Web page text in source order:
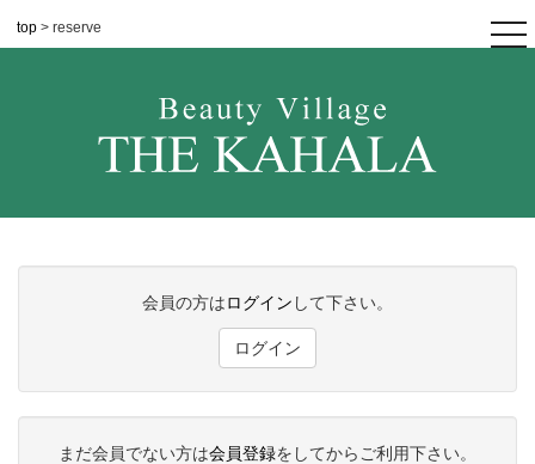
top > reserve
会員の方はログイン して下さい。
ログイン
まだ会員でない方は会員登録をしてからご利用下さい。